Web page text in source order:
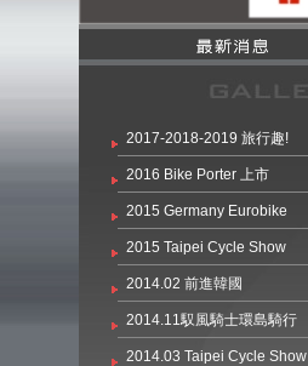
2017-2018-2019 旅行趣!
2016 Bike Porter 上市
2015 Germany Eurobike
2015 Taipei Cycle Show
2014.02 前進韓國
2014.11馭風騎士環島騎行
2014.03 Taipei Cycle Show